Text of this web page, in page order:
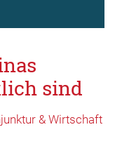
sind
& Wirtschaft